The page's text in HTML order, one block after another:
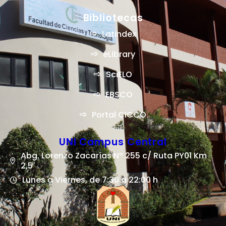
Bibliotecas
Latindex
eLibrary
SciELO
EBSCO
Portal CICCO
UNI Campus Central
Abg. Lorenzo Zacarías Nº 255 c/ Ruta PY01 Km
2,5
Lunes a Viernes, de 7:30 a 22:00 h